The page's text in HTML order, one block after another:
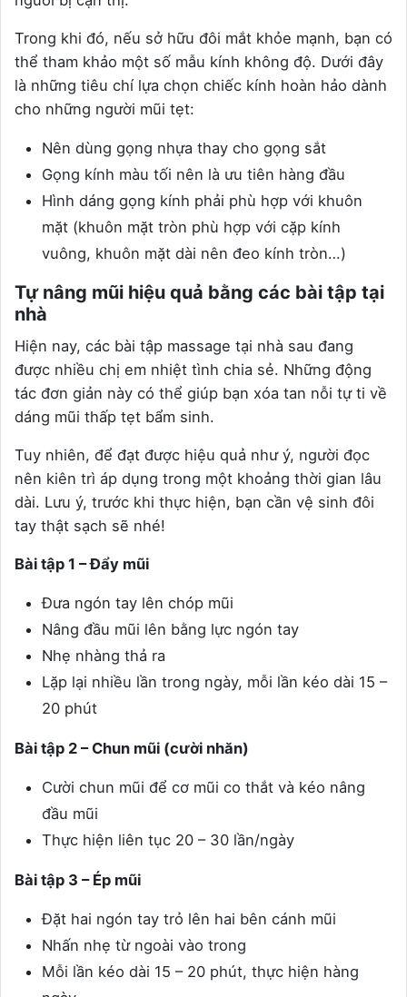
Trong khi đó, nếu sở hữu đôi mắt khỏe mạnh, bạn có
thể tham khảo một số mẫu kính không độ. Dưới đây
là những tiêu chí lựa chọn chiếc kính hoàn hảo dành
cho những người mũi tẹt:
Nên dùng gọng nhựa thay cho gọng sắt
Gọng kính màu tối nên là ưu tiên hàng đầu
Hình dáng gọng kính phải phù hợp với khuôn
mặt (khuôn mặt tròn phù hợp với cặp kính
vuông, khuôn mặt dài nên đeo kính tròn…)
Tự nâng mũi hiệu quả bằng các bài tập tại
nhà
Hiện nay, các bài tập massage tại nhà sau đang
được nhiều chị em nhiệt tình chia sẻ. Những động
tác đơn giản này có thể giúp bạn xóa tan nỗi tự ti về
dáng mũi thấp tẹt bẩm sinh.
Tuy nhiên, để đạt được hiệu quả như ý, người đọc
nên kiên trì áp dụng trong một khoảng thời gian lâu
dài. Lưu ý, trước khi thực hiện, bạn cần vệ sinh đôi
tay thật sạch sẽ nhé!
Bài tập 1 – Đẩy mũi
Đưa ngón tay lên chóp mũi
Nâng đầu mũi lên bằng lực ngón tay
Nhẹ nhàng thả ra
Lặp lại nhiều lần trong ngày, mỗi lần kéo dài 15 –
20 phút
Bài tập 2 – Chun mũi (cười nhăn)
Cười chun mũi để cơ mũi co thắt và kéo nâng
đầu mũi
Thực hiện liên tục 20 – 30 lần/ngày
Bài tập 3 – Ép mũi
Đặt hai ngón tay trỏ lên hai bên cánh mũi
Nhấn nhẹ từ ngoài vào trong
Mỗi lần kéo dài 15 – 20 phút, thực hiện hàng